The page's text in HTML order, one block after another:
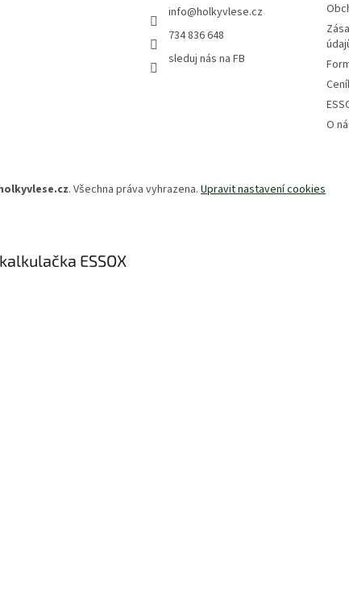
info@holkyvlese.cz
734 836 648
sleduj nás na FB
O
. Všechna práva vyhrazena. Upravit nastavení cookies
ESSOX